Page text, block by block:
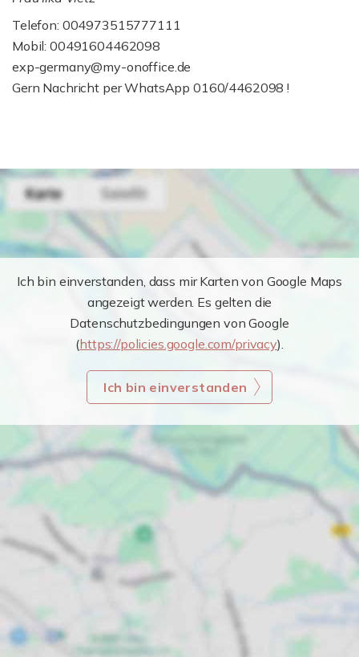
Telefon: 004973515777111
Mobil: 00491604462098
exp-germany@my-onoffice.de
Gern Nachricht per WhatsApp 0160/4462098 !
Ich bin einverstanden, dass mir Karten von Google Maps
angezeigt werden. Es gelten die
Datenschutzbedingungen von Google
(https://policies.google.com/privacy).
Ich bin einverstanden